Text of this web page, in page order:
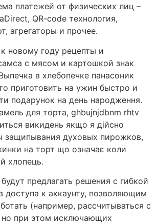
платежей от физических лиц –
QR-code технология,
агрегаторы и прочее.
новому году рецепты и
с мясом и картошкой знак
в хлебопечке панасоник
приготовить на ужин быстро и
подарунок на день народження.
для торта, ghbujnjdbnm rhtv
викидень якщо я дійсно
защипывания духовых пирожков,
на торт що означає коли
хлопець.
предлагать решения с гибкой
доступа к аккаунту, позволяющим
(например, рассчитываться с
при этом исключающих